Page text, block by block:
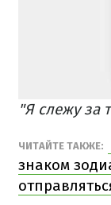
"Я слежу за
ЧИТАЙТЕ ТАКЖЕ:
знаком